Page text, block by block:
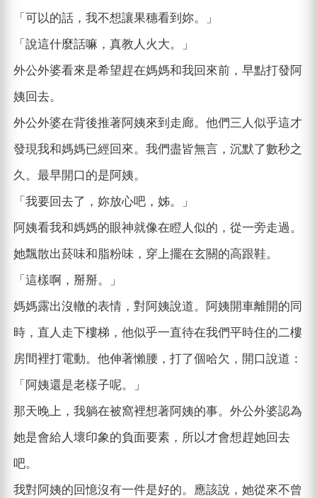
「可以的話，我不想讓果穗看到妳。」
「說這什麼話嘛，真教人火大。」
外公外婆看來是希望趕在媽媽和我回來前，早點打發阿
姨回去。
外公外婆在背後推著阿姨來到走廊。他們三人似乎這才
發現我和媽媽已經回來。我們盡皆無言，沉默了數秒之
久。最早開口的是阿姨。
「我要回去了，妳放心吧，姊。」
阿姨看我和媽媽的眼神就像在瞪人似的，從一旁走過。
她飄散出菸味和脂粉味，穿上擺在玄關的高跟鞋。
「這樣啊，掰掰。」
媽媽露出沒轍的表情，對阿姨說道。阿姨開車離開的同
時，直人走下樓梯，他似乎一直待在我們平時住的二樓
房間裡打電動。他伸著懶腰，打了個哈欠，開口說道：
「阿姨還是老樣子呢。」
那天晚上，我躺在被窩裡想著阿姨的事。外公外婆認為
她是會給人壞印象的負面要素，所以才會想趕她回去
吧。
我對阿姨的回憶沒有一件是好的。應該說，她從來不曾